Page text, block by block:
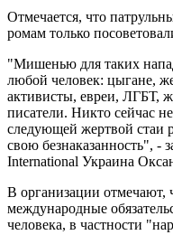
Отмечается, что
ромам только
"Мишенью для таких
любой человек: цыгане,
активисты, евреи, ЛГБТ,
писатели. Никто сейчас
следующей жертвой стаи
свою безнаказанность", -
International Украина
В организации отмечают,
международные
человека, в частности